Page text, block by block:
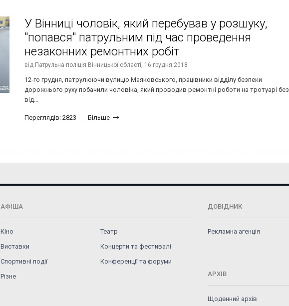
У Вінниці чоловік, який перебував у розшуку,
"попався" патрульним під час проведення
незаконних ремонтних робіт
від Патрульна поліція Вінницької області, 16 грудня 2018
12-го грудня, патрулюючи вулицю Маяковського, працівники відділу безпеки
дорожнього руху побачили чоловіка, який проводив ремонтні роботи на тротуарі без
від...
Переглядів: 2823 Більше
АФІША
Кіно
Театр
Виставки
Концерти та фестивалі
Спортивні події
Конференції та форуми
Різне
ДОВІДНИК
Рекламна агенція
АРХІВ
Щоденний архів